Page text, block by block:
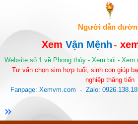
Người dẫn
Xem Vận Mệnh-
Website số 1 về Phong thủy - Xem bói - Xem
Tư vấn chọn sim hợp tuổi, sinh con giúp
nghiệp thăng tiến
Fanpage: Xemvm.com - Zalo: